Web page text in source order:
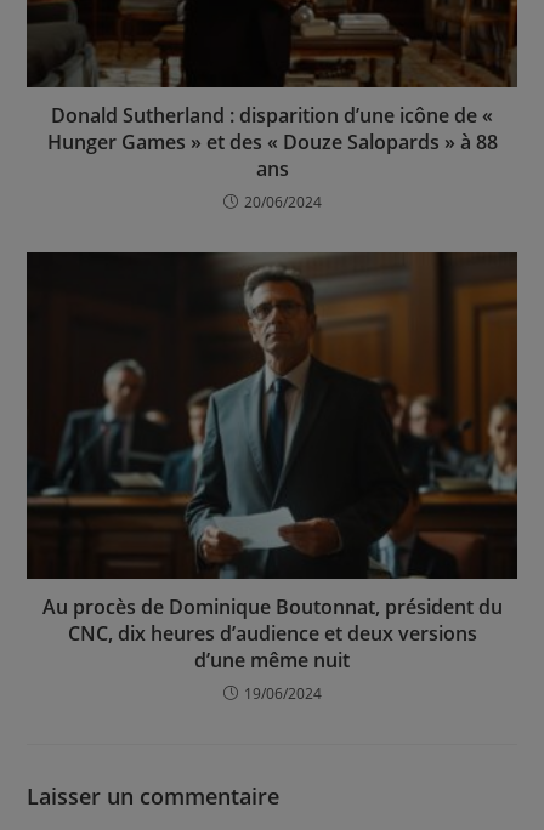
Donald Sutherland : disparition d’une icône de «
Hunger Games » et des « Douze Salopards » à 88
ans
20/06/2024
Au procès de Dominique Boutonnat, président du
CNC, dix heures d’audience et deux versions
d’une même nuit
19/06/2024
Laisser un commentaire